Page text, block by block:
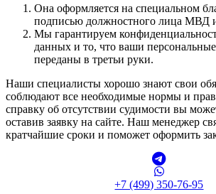
Она оформляется на специальном
подписью должностного лица МВД
Мы гарантируем
данных и то, что ваши
переданы в третьи руки.
Наши специалисты хорошо знают свои
соблюдают все необходимые нормы и
справку об отсутствии судимости вы
оставив заявку на сайте. Наш менеджер
кратчайшие сроки и поможет оформить
+7 (499) 350-76-95